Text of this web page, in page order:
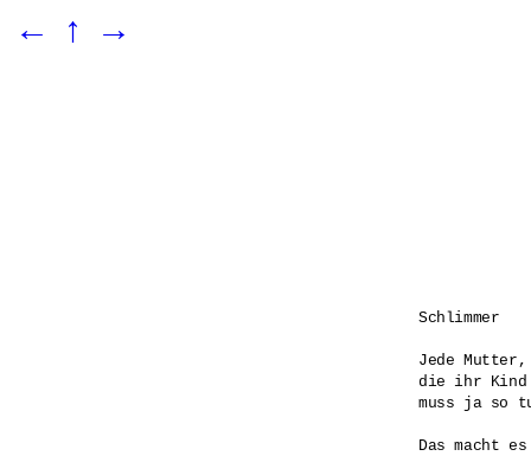
← ↑ →
Schlimmer
Jede
die ihr
muss ja so
Das macht